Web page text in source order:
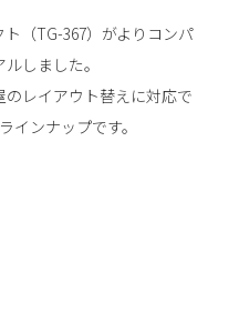
（TG-367）がよりコンパ
しました。
レイアウト替えに対応で
インナップです。